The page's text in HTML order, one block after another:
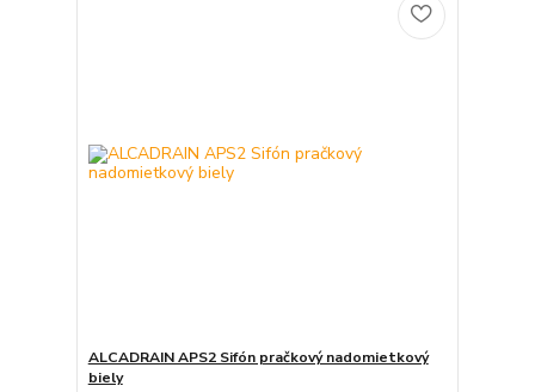
ALCADRAIN APS2 Sifón pračkový nadomietkový
biely